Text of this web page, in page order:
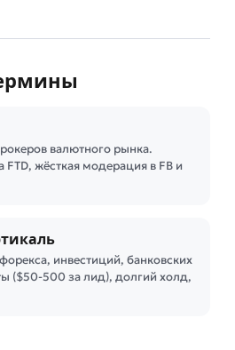
валютного рынка.
жёсткая модерация в FB и
инвестиций, банковских
($50-500 за лид), долгий холд,